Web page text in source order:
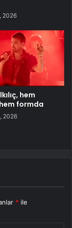
2026
hem
formda
2026
* ile